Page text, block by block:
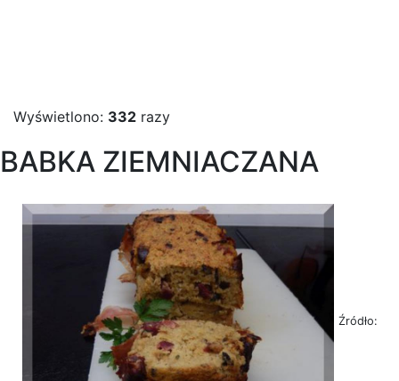
Wyświetlono: 332 razy
BABKA ZIEMNIACZANA
Źródło: